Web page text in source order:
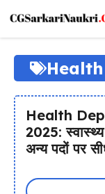
content
Health
2025: स्वास्थ्य
अन्य पदों पर